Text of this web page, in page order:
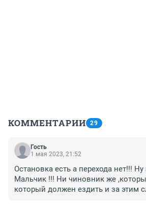
КОММЕНТАРИИ 29
Гость
1 мая 2023, 21:52
Остановка есть а перехода нет!!!
Мальчик !!! Ни чиновник же
который должен ездить и за этим